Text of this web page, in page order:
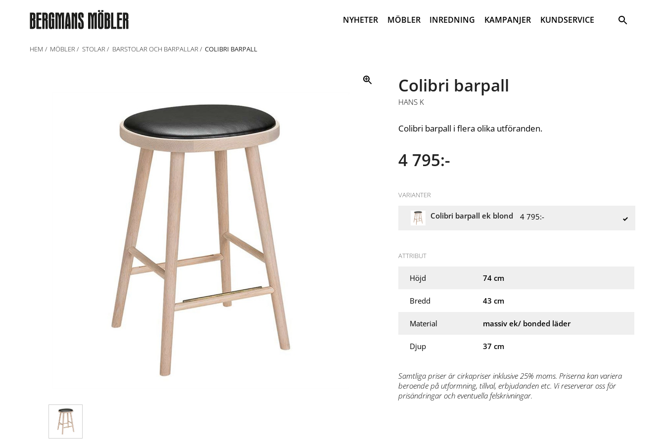
NYHETER MÖBLER INREDNING KAMPANJER KUNDSERVICE Sök
HEM MÖBLER STOLAR BARSTOLAR OCH BARPALLAR COLIBRI BARPALL
Colibri barpall
HANS K
Colibri barpall i flera olika utföranden.
4 795:-
VARIANTER
Colibri barpall ek blond 4 795:-
ATTRIBUT
Höjd 74 cm
Bredd 43 cm
Material massiv ek/ bonded läder
Djup 37 cm
Samtliga priser är cirkapriser inklusive 25% moms. Priserna kan variera
beroende på utformning, tillval, erbjudanden etc. Vi reserverar oss för
prisändringar och eventuella felskrivningar.